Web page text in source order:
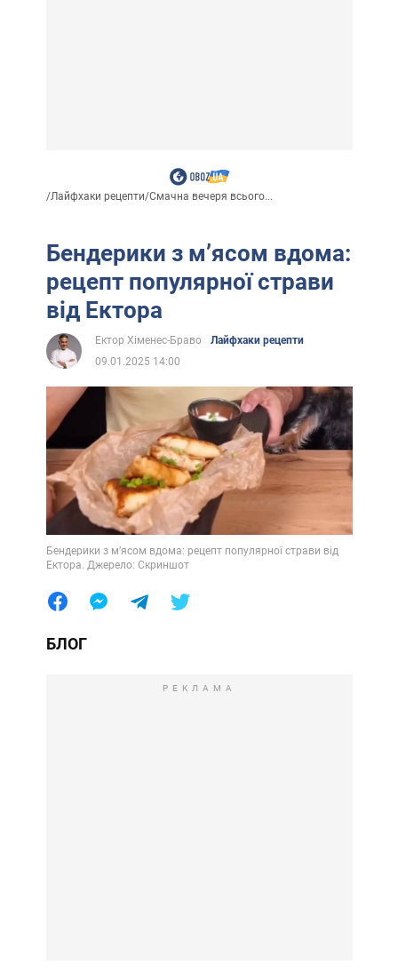
/Лайфхаки рецепти/Смачна вечеря всього...
Бендерики з м’ясом вдома:
рецепт популярної страви
від Ектора
Ектор Хіменес-Браво
Лайфхаки рецепти
09.01.2025 14:00
Бендерики з м’ясом вдома: рецепт популярної страви від
Ектора. Джерело: Скриншот
БЛОГ
РЕКЛАМА